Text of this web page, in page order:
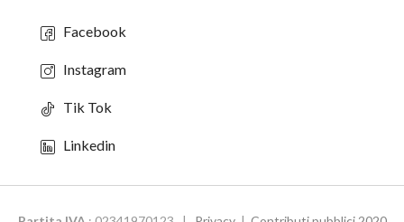
Facebook
Instagram
Tik Tok
Linkedin